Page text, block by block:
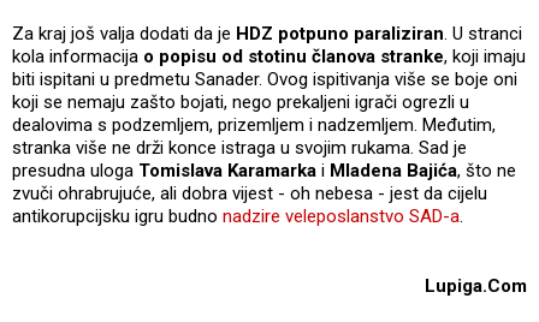
Za kraj još valja dodati da je HDZ potpuno paraliziran. U stranci
kola informacija o popisu od stotinu članova stranke, koji imaju
biti ispitani u predmetu Sanader. Ovog ispitivanja više se boje oni
koji se nemaju zašto bojati, nego prekaljeni igrači ogrezli u
dealovima s podzemljem, prizemljem i nadzemljem. Međutim,
stranka više ne drži konce istraga u svojim rukama. Sad je
presudna uloga Tomislava Karamarka i Mladena Bajića, što ne
zvuči ohrabrujuće, ali dobra vijest - oh nebesa - jest da cijelu
antikorupcijsku igru budno nadzire veleposlanstvo SAD-a.
Lupiga.Com